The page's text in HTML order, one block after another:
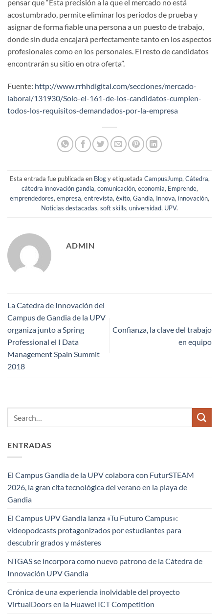
pensar que “Esta precisión a la que el mercado no está
acostumbrado, permite eliminar los periodos de prueba y
asignar de forma fiable una persona a un puesto de trabajo,
donde sin duda encajará perfectamente tanto en los aspectos
profesionales como en los personales. El resto de candidatos
encontrarán su sitio en otra oferta”.
Fuente: http://www.rrhhdigital.com/secciones/mercado-
laboral/131930/Solo-el-161-de-los-candidatos-cumplen-
todos-los-requisitos-demandados-por-la-empresa
Esta entrada fue publicada en Blogy etiquetada CampusJump, Cátedra,
cátedra innovación gandia, comunicación, economia, Emprende,
emprendedores, empresa, entrevista, éxito, Gandia, Innova, innovación,
Noticias destacadas, soft skills, universidad, UPV.
ADMIN
La Catedra de Innovación del
Campus de Gandia de la UPV
organiza junto a Spring
Professional el I Data
Management Spain Summit
2018
Confianza, la clave del trabajo
en equipo
ENTRADAS
El Campus Gandia de la UPV colabora con FuturSTEAM
2026, la gran cita tecnológica del verano en la playa de
Gandia
El Campus UPV Gandia lanza «Tu Futuro Campus»:
videopodcasts protagonizados por estudiantes para
descubrir grados y másteres
NTGAS se incorpora como nuevo patrono de la Cátedra de
Innovación UPV Gandia
Crónica de una experiencia inolvidable del proyecto
VirtualDoors en la Huawei ICT Competition